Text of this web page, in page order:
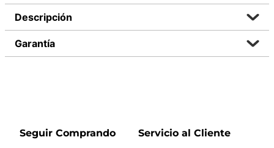
Descripción
Garantía
Seguir Comprando Servicio al Cliente